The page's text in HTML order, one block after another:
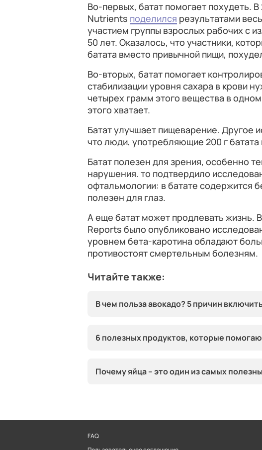
Во-первых, батат помогает похудеть.
Nutrients поделился результатами
участием группы взрослых рабочих с
50 лет. Оказалось, что участники,
батата вместо привычной пищи,
Во-вторых, батат помогает
стабилизации уровня сахара в крови
четырех грамм этого вещества в
этого хватает.
Батат улучшает пищеварение. Другое
что люди, употребляющие 200 г
Батат полезен для зрения, особенно
нарушения. то подтвердило
офтальмологии: в батате содержится
полезен для глаз.
А еще батат может продлевать жизнь.
Reports было опубликовано
уровнем бета-каротина обладают
противостоят смертельным болезням.
Читайте также:
В чем польза авокадо? 5 причин
6 полезных продуктов, которые
Почему яйца – это один из самых
FAQ